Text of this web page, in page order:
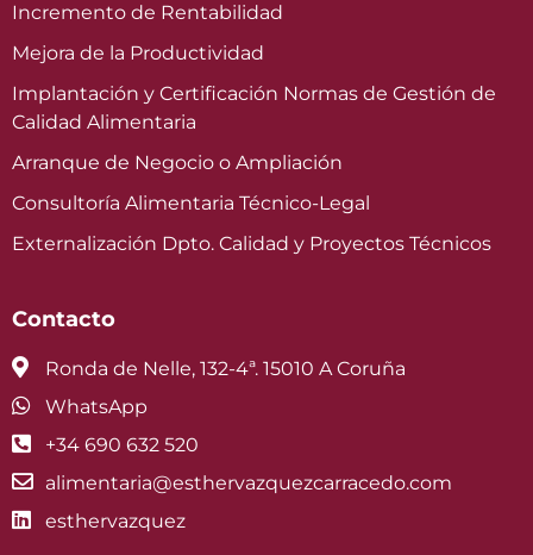
Incremento de Rentabilidad
Mejora de la Productividad
Implantación y Certificación Normas de Gestión de
Calidad Alimentaria
Arranque de Negocio o Ampliación
Consultoría Alimentaria Técnico-Legal
Externalización Dpto. Calidad y Proyectos Técnicos
Contacto
Ronda de Nelle, 132-4ª. 15010 A Coruña
WhatsApp
+34 690 632 520
alimentaria@esthervazquezcarracedo.com
esthervazquez